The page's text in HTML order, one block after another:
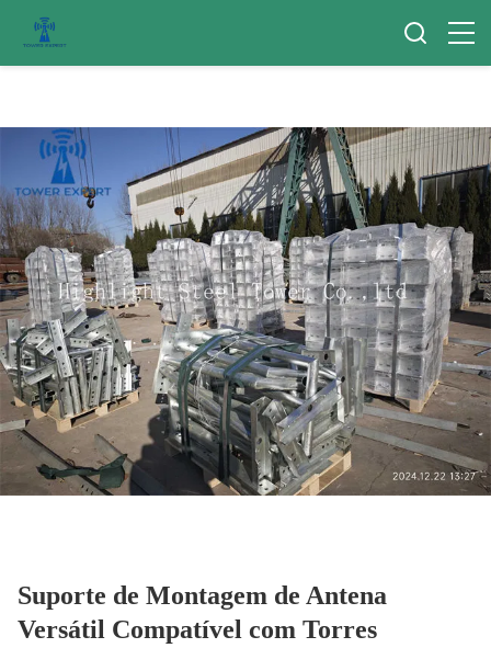
Suporte de Montagem de Antena
Versátil Compatível com Torres